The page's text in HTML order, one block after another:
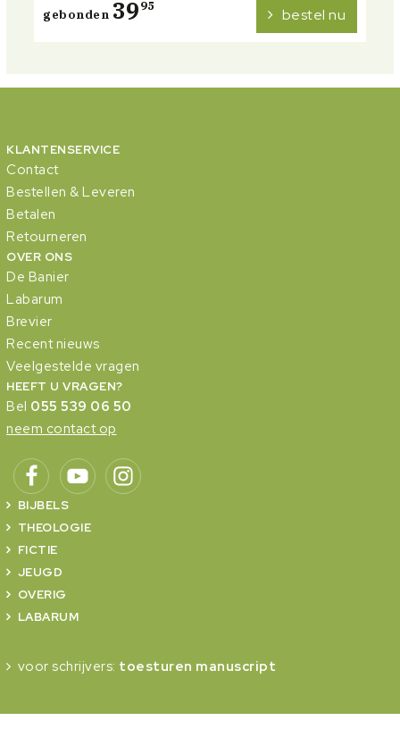
gebonden 3995 bestel nu
KLANTENSERVICE
Contact
Bestellen & Leveren
Betalen
Retourneren
OVER ONS
De Banier
Labarum
Brevier
Recent nieuws
Veelgestelde vragen
HEEFT U VRAGEN?
Bel 055 539 06 50
neem contact op
BIJBELS
THEOLOGIE
FICTIE
JEUGD
OVERIG
LABARUM
voor schrijvers: toesturen manuscript